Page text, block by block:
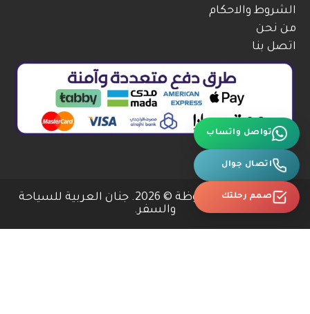
الشروط والاحكام
من نحن
اتصل بنا
جميع الحقوق محفوظة © 2026. جنان العربية للسياحة
والسفر.
تواصل واتساب
اتصال جوال
صمم رحلتك